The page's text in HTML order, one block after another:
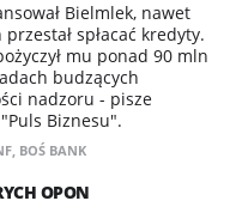
Bielmlek, nawet
spłacać kredyty.
mu ponad 90 mln
budzących
nadzoru - pisze
Biznesu".
, BOŚ BANK
OPON